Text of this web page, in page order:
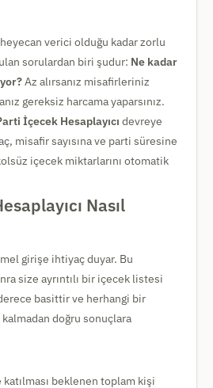
verici olduğu kadar zorlu
sorulardan biri şudur: Ne kadar
Az alırsanız misafirleriniz
gereksiz harcama yaparsınız.
İçecek Hesaplayıcı devreye
misafir sayısına ve parti süresine
içecek miktarlarını otomatik
Nasıl
girişe ihtiyaç duyar. Bu
size ayrıntılı bir içecek listesi
basittir ve herhangi bir
doğru sonuçlara
katılması beklenen toplam kişi